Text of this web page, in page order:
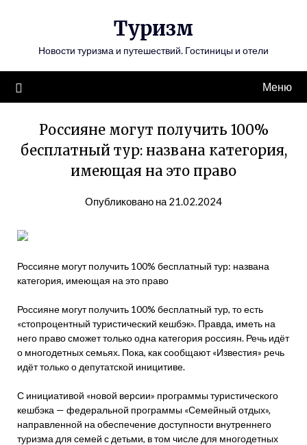
Туризм
Новости туризма и путешествий. Гостиницы и отели
Меню
Россияне могут получить 100%
бесплатный тур: названа категория,
имеющая на это право
Опубликовано на 21.02.2024
Россияне могут получить 100% бесплатный тур: названа
категория, имеющая на это право
Россияне могут получить 100% бесплатный тур, то есть
«стопроцентный туристический кешбэк». Правда, иметь на
него право сможет только одна категория россиян. Речь идёт
о многодетных семьях. Пока, как сообщают «Известия» речь
идёт только о депутатской иницитиве.
С инициативой «новой версии» программы туристического
кешбэка — федеральной программы «Семейный отдых»,
направленной на обеспечение доступности внутреннего
туризма для семей с детьми, в том числе для многодетных